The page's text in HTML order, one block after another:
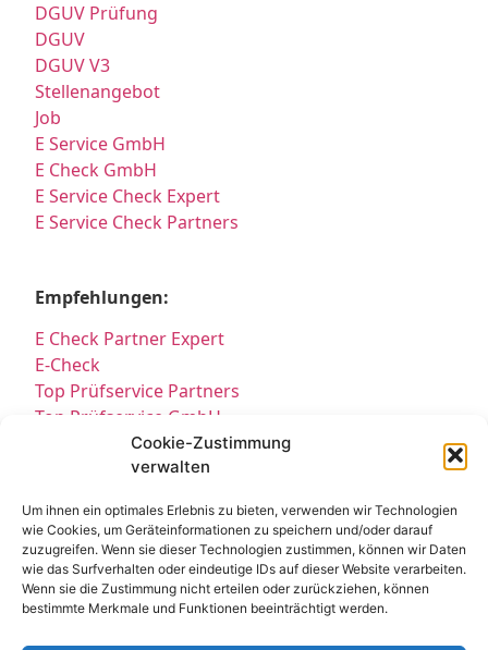
Cookie-Zustimmung
verwalten
Um ihnen ein optimales Erlebnis zu bieten, verwenden wir Technologien
wie Cookies, um Geräteinformationen zu speichern und/oder darauf
zuzugreifen. Wenn sie dieser Technologien zustimmen, können wir Daten
wie das Surfverhalten oder eindeutige IDs auf dieser Website verarbeiten.
Wenn sie die Zustimmung nicht erteilen oder zurückziehen, können
bestimmte Merkmale und Funktionen beeinträchtigt werden.
DGUV Prüfung
DGUV
DGUV V3
Stellenangebot
Job
E Service GmbH
E Check GmbH
E Service Check Expert
E Service Check Partners
Empfehlungen:
E Check Partner Expert
E-Check
Top Prüfservice Partners
Top Prüfservice GmbH
Prüfung DGUV3 GmbH
Sicherheitsprüfungen Partners
Prüfung E-Check Expert
Prüfung elektrischer Anlagen